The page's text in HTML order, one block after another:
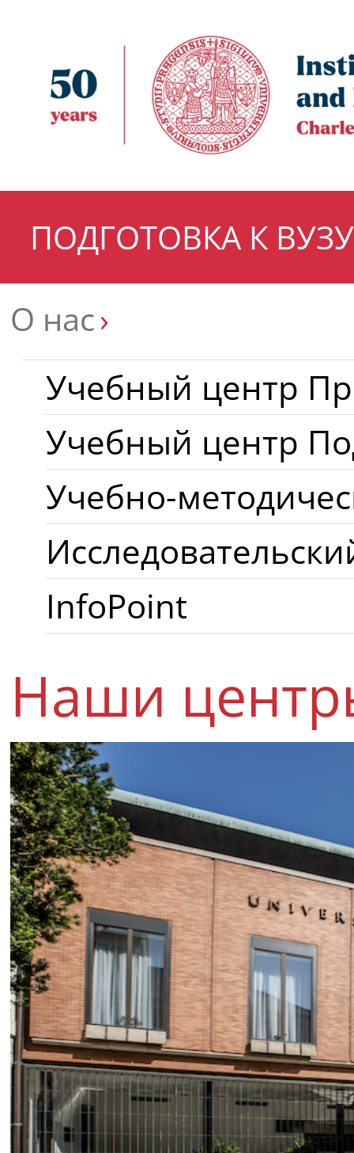
ПОДГОТОВКА К ВУЗУ
О нас
Учебный центр
Учебный центр
Учебно-
InfoPoint
Наши